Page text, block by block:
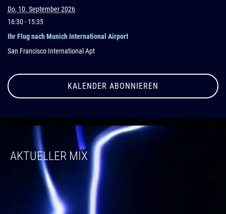
Do, 10. September 2026
16:30- 15:35
Ihr Flug nach Munich International Airport
San Francisco International Apt
KALENDER ABONNIEREN
AKTUELLER MIX